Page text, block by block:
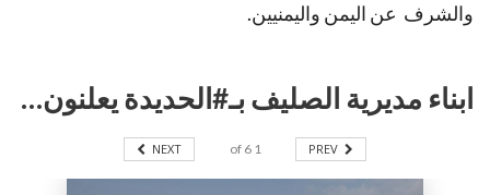
والشرف عن اليمن واليمنيين.
ابناء مديرية الصليف بـ#الحديدة يعلنون النفير العام ويدعون لرفد كافة الجبهات بالرجال والسلاح
1
of
6
NEXT